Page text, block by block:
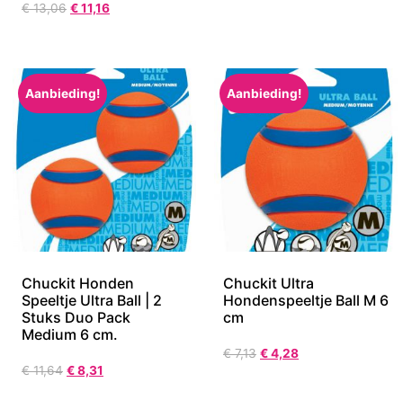
€13,06 €11,16
Aanbieding!
Chuckit Honden
Speeltje Ultra Ball | 2
Stuks Duo Pack
Medium 6 cm.
€11,64 €8,31
Aanbieding!
Chuckit Ultra
Hondenspeeltje Ball M 6
cm
€7,13 €4,28